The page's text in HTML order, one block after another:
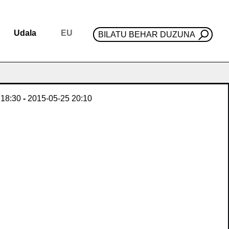
Udala EU BILATU BEHAR DUZUNA
18:30 - 2015-05-25 20:10